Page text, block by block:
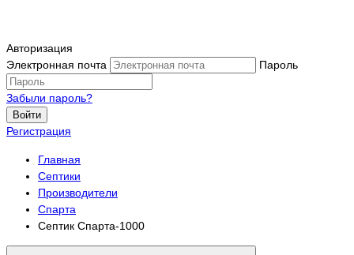
Авторизация
Электронная почта
Пароль
Забыли пароль?
Войти
Регистрация
Главная
Септики
Производители
Спарта
Септик Спарта-1000